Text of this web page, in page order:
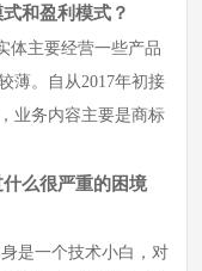
和盈利模式？
体主要经营一些产品
薄。自从2017年初接
业务内容主要是商标
么很严重的困境
是一个技术小白，对